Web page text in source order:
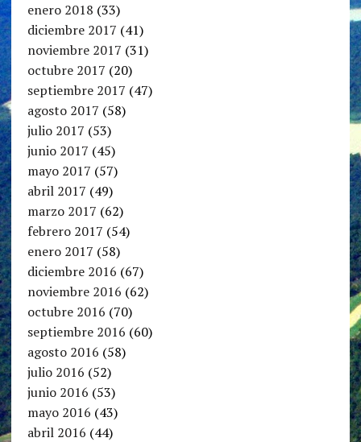
enero 2018 (33)
diciembre 2017 (41)
noviembre 2017 (31)
octubre 2017 (20)
septiembre 2017 (47)
agosto 2017 (58)
julio 2017 (53)
junio 2017 (45)
mayo 2017 (57)
abril 2017 (49)
marzo 2017 (62)
febrero 2017 (54)
enero 2017 (58)
diciembre 2016 (67)
noviembre 2016 (62)
octubre 2016 (70)
septiembre 2016 (60)
agosto 2016 (58)
julio 2016 (52)
junio 2016 (53)
mayo 2016 (43)
abril 2016 (44)